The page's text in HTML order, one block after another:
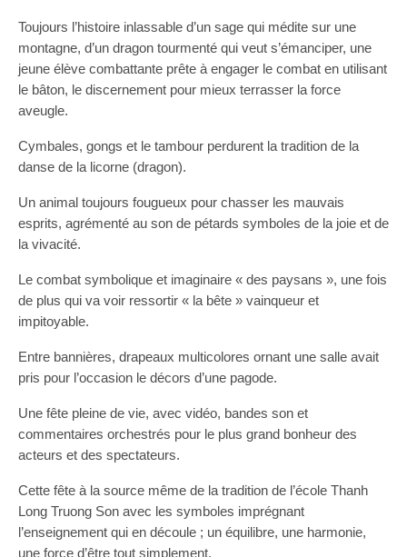
Toujours l’histoire inlassable d’un sage qui médite sur une
montagne, d’un dragon tourmenté qui veut s’émanciper, une
jeune élève combattante prête à engager le combat en utilisant
le bâton, le discernement pour mieux terrasser la force
aveugle.
Cymbales, gongs et le tambour perdurent la tradition de la
danse de la licorne (dragon).
Un animal toujours fougueux pour chasser les mauvais
esprits, agrémenté au son de pétards symboles de la joie et de
la vivacité.
Le combat symbolique et imaginaire « des paysans », une fois
de plus qui va voir ressortir « la bête » vainqueur et
impitoyable.
Entre bannières, drapeaux multicolores ornant une salle avait
pris pour l’occasion le décors d’une pagode.
Une fête pleine de vie, avec vidéo, bandes son et
commentaires orchestrés pour le plus grand bonheur des
acteurs et des spectateurs.
Cette fête à la source même de la tradition de l’école Thanh
Long Truong Son avec les symboles imprégnant
l’enseignement qui en découle ; un équilibre, une harmonie,
une force d’être tout simplement.